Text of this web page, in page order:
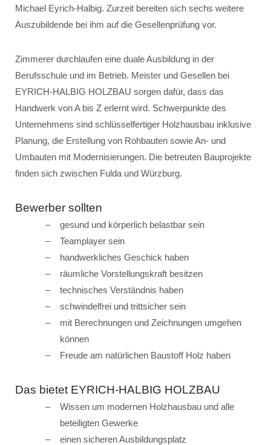
Michael Eyrich-Halbig. Zurzeit bereiten sich sechs weitere
Auszubildende bei ihm auf die Gesellenprüfung vor.
Zimmerer durchlaufen eine duale Ausbildung in der
Berufsschule und im Betrieb. Meister und Gesellen bei
EYRICH-HALBIG HOLZBAU sorgen dafür, dass das
Handwerk von A bis Z erlernt wird. Schwerpunkte des
Unternehmens sind schlüsselfertiger Holzhausbau inklusive
Planung, die Erstellung von Rohbauten sowie An- und
Umbauten mit Modernisierungen. Die betreuten Bauprojekte
finden sich zwischen Fulda und Würzburg.
Bewerber sollten
gesund und körperlich belastbar sein
Teamplayer sein
handwerkliches Geschick haben
räumliche Vorstellungskraft besitzen
technisches Verständnis haben
schwindelfrei und trittsicher sein
mit Berechnungen und Zeichnungen umgehen
können
Freude am natürlichen Baustoff Holz haben
Das bietet EYRICH-HALBIG HOLZBAU
Wissen um modernen Holzhausbau und alle
beteiligten Gewerke
einen sicheren Ausbildungsplatz